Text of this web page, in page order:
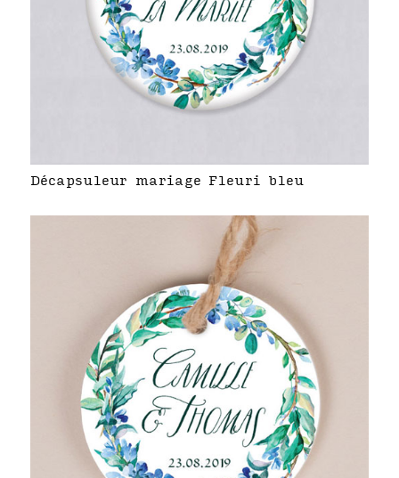
Décapsuleur mariage Fleuri bleu